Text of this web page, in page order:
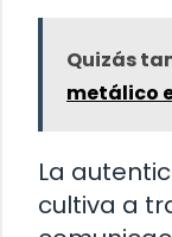
Quizás
metálico
La
cultiva a